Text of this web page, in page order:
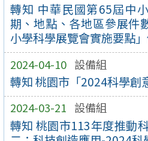
轉知 中華民國第65屆中
期、地點、各地區參展件
小學科學展覽會實施要點
2024-04-10 設備組
轉知 桃園市「2024科學創
2024-03-21 設備組
轉知 桃園市113年度推動